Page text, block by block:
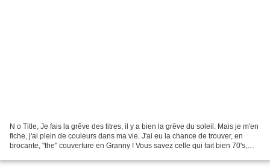
N o Title, Je fais la grêve des titres, il y a bien la grêve du soleil. Mais je m'en
fiche, j'ai plein de couleurs dans ma vie. J'ai eu la chance de trouver, en
brocante, "the" couverture en Granny ! Vous savez celle qui fait bien 70's,